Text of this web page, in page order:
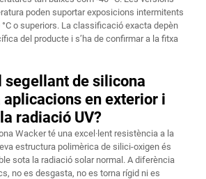
poden suportar exposicions intermitents
o superiors. La classificació exacta depèn
del producte i s’ha de confirmar a la fitxa
segellant de silicona
aplicacions en exterior i
radiació UV?
Wacker té una excel·lent resistència a la
estructura polimèrica de silici-oxigen és
sota la radiació solar normal. A diferència
no es desgasta, no es torna rígid ni es